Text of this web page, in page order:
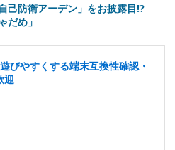
己防衛アーデン」をお披露目!?
だめ」
びやすくする端末互換性確認・
迎